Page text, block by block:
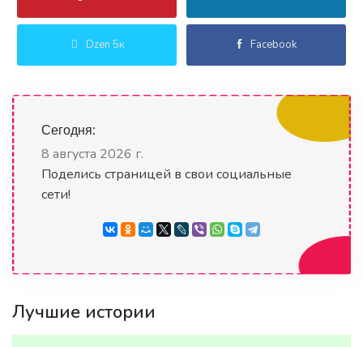
Dzen 5к Facebook
Сегодня:
8 августа 2026 г.
Поделись страницей в свои социальные
сети!
Лучшие истории